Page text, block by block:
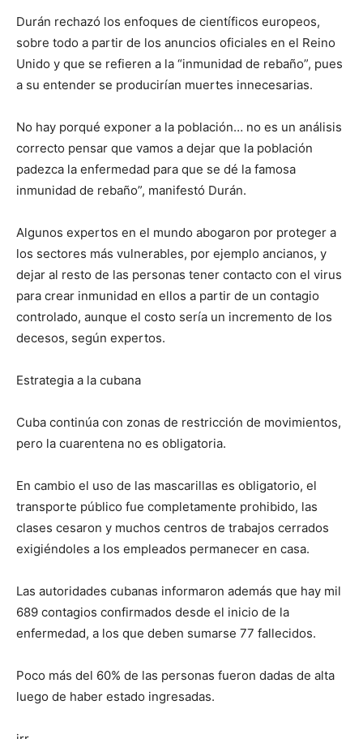
Durán rechazó los enfoques de científicos europeos,
sobre todo a partir de los anuncios oficiales en el Reino
Unido y que se refieren a la “inmunidad de rebaño”, pues
a su entender se producirían muertes innecesarias.
No hay porqué exponer a la población… no es un análisis
correcto pensar que vamos a dejar que la población
padezca la enfermedad para que se dé la famosa
inmunidad de rebaño”, manifestó Durán.
Algunos expertos en el mundo abogaron por proteger a
los sectores más vulnerables, por ejemplo ancianos, y
dejar al resto de las personas tener contacto con el virus
para crear inmunidad en ellos a partir de un contagio
controlado, aunque el costo sería un incremento de los
decesos, según expertos.
Estrategia a la cubana
Cuba continúa con zonas de restricción de movimientos,
pero la cuarentena no es obligatoria.
En cambio el uso de las mascarillas es obligatorio, el
transporte público fue completamente prohibido, las
clases cesaron y muchos centros de trabajos cerrados
exigiéndoles a los empleados permanecer en casa.
Las autoridades cubanas informaron además que hay mil
689 contagios confirmados desde el inicio de la
enfermedad, a los que deben sumarse 77 fallecidos.
Poco más del 60% de las personas fueron dadas de alta
luego de haber estado ingresadas.